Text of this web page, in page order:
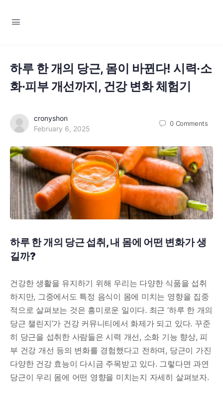
하루 한 개의 당근, 몸이 바뀐다! 시력·소
화·피부 개선까지, 건강 변화 체험기
cronyshon
February 6, 2025
0 Comments
하루 한 개의 당근 섭취, 내 몸에 어떤 변화가 생
길까?
건강한 생활을 유지하기 위해 우리는 다양한 식품을 섭취
하지만, 그중에서도 특정 음식이 몸에 미치는 영향을 집중
적으로 살펴보는 것은 흥미로운 일이다. 최근 ‘하루 한 개의
당근 챌린지’가 건강 커뮤니티에서 화제가 되고 있다. 꾸준
히 당근을 섭취한 사람들은 시력 개선, 소화 기능 향상, 피
부 건강 개선 등의 변화를 경험했다고 전하며, 당근이 가진
다양한 건강 효능이 다시금 주목받고 있다. 그렇다면 과연
당근이 우리 몸에 어떤 영향을 미치는지 자세히 살펴보자.